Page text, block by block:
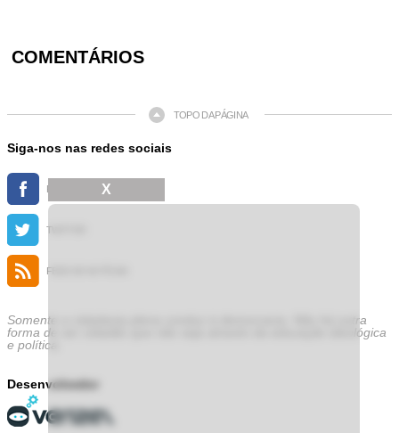
COMENTÁRIOS
TOPO DA PÁGINA
Siga-nos nas redes sociais
TWITTER
FEED DE NOTÍCIAS
Somente a cidadania plena conduz à democracia. Não há outra
forma de ser cidadão que não seja através da educação ideológica
e política.
Desenvolvedor
X